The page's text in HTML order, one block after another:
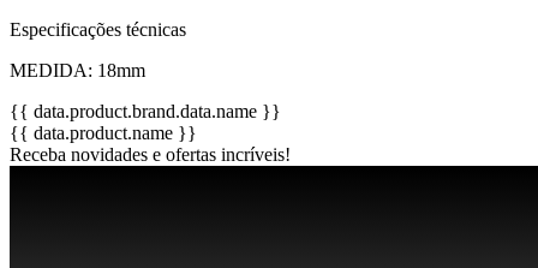
Especificações técnicas
MEDIDA: 18mm
{{ data.product.brand.data.name }}
{{ data.product.name }}
Receba novidades e ofertas incríveis!